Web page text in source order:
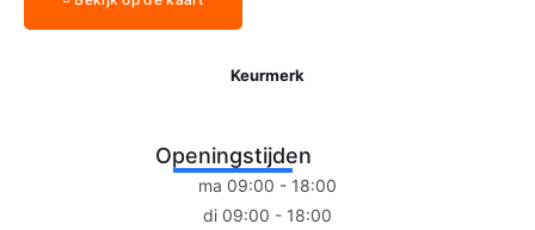
Keurmerk
Openingstijden
ma 09:00 - 18:00
di 09:00 - 18:00